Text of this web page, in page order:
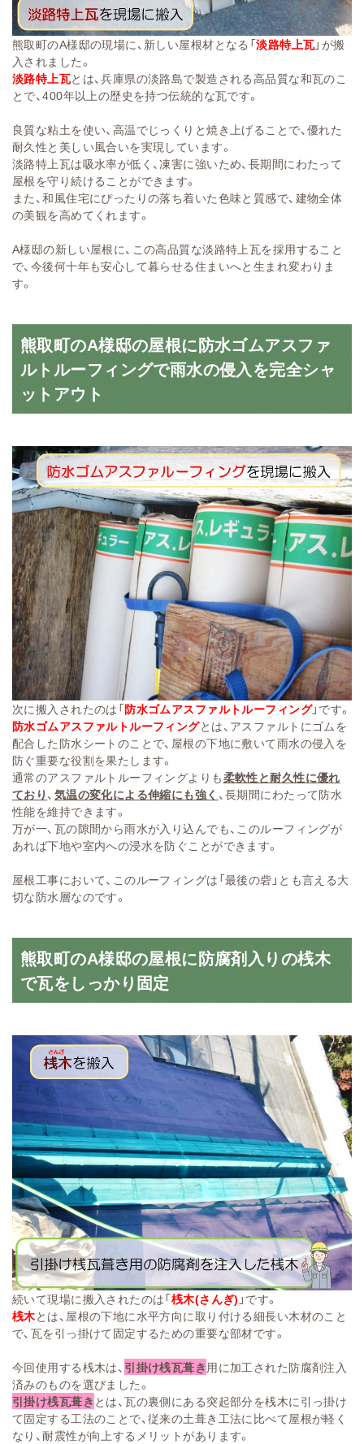
熊取町のA様邸の現場に、新しい屋根材となる「淡路特上瓦」が搬
入されました。
淡路特上瓦とは、兵庫県の淡路島で製造される高品質な和瓦のこ
とで、400年以上の歴史を持つ伝統的な瓦です。
良質な粘土を使い、高温でじっくりと焼き上げることで、優れた
耐久性と美しい風合いを実現しています。
淡路特上瓦は吸水率が低く、凍害に強いため、長期間にわたって
屋根を守り続けることができます。
また、和風住宅にぴったりの落ち着いた色味と質感で、建物全体
の美観を高めてくれます。
A様邸の新しい屋根に、この高品質な淡路特上瓦を採用すること
で、今後何十年も安心して暮らせる住まいへと生まれ変わりま
す。
熊取町のA様邸の屋根に防水ゴムアスファ
ルトルーフィングで雨水の侵入を完全シャ
ットアウト
次に搬入されたのは「防水ゴムアスファルトルーフィング」です。
防水ゴムアスファルトルーフィングとは、アスファルトにゴムを
配合した防水シートのことで、屋根の下地に敷いて雨水の侵入を
防ぐ重要な役割を果たします。
通常のアスファルトルーフィングよりも柔軟性と耐久性に優れ
ており 、 気温の変化による伸縮にも強く 、長期間にわたって防水
性能を維持できます。
万が一、瓦の隙間から雨水が入り込んでも、このルーフィングが
あれば下地や室内への浸水を防ぐことができます。
屋根工事において、このルーフィングは「最後の砦」とも言える大
切な防水層なのです。
熊取町のA様邸の屋根に防腐剤入りの桟木
で瓦をしっかり固定
続いて現場に搬入されたのは「桟木(さんぎ) 」です。
桟木とは、屋根の下地に水平方向に取り付ける細長い木材のこと
で、瓦を引っ掛けて固定するための重要な部材です。
今回使用する桟木は、 引掛け桟瓦葺き 用に加工された防腐剤注入
済みのものを選びました。
引掛け桟瓦葺き とは、瓦の裏側にある突起部分を桟木に引っ掛け
て固定する工法のことで、従来の土葺き工法に比べて屋根が軽く
なり、耐震性が向上するメリットがあります。